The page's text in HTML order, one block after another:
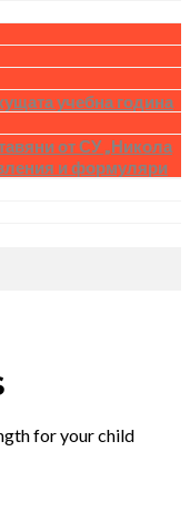
учебна година
от СУ „Никола
и формуляри
for your child